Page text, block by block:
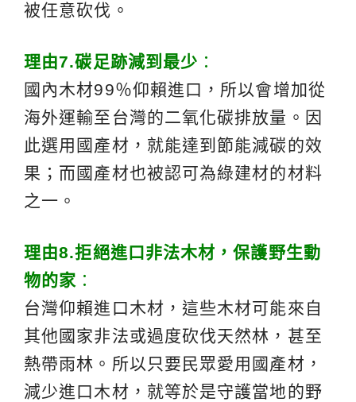
被任意砍伐。
理由7.碳足跡減到最少 ：
國內木材99％仰賴進口，所以會增加從
海外運輸至台灣的二氧化碳排放量。因
此選用國產材，就能達到節能減碳的效
果；而國產材也被認可為綠建材的材料
之一。
理由8.拒絕進口非法木材，保護野生動
物的家 ：
台灣仰賴進口木材，這些木材可能來自
其他國家非法或過度砍伐天然林，甚至
熱帶雨林。所以只要民眾愛用國產材，
減少進口木材，就等於是守護當地的野